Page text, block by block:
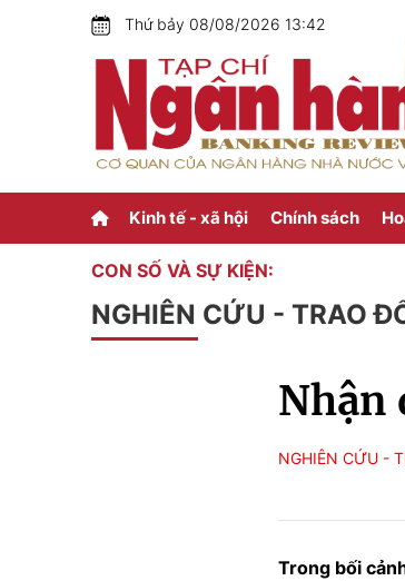
Thứ bảy 08/08/2026 13:42
Kinh tế - xã hội Chính sách
CON SỐ VÀ SỰ KIỆN:
NGHIÊN CỨU - TRAO
Nhận
NGHIÊN CỨU -
Trong bối